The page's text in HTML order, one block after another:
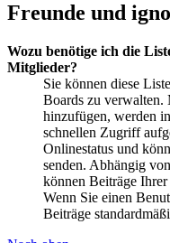
Freunde und
Wozu benötige ich die
Mitglieder?
Sie können diese
Boards zu verwalten.
hinzufügen, werden
schnellen Zugriff
Onlinestatus und
senden. Abhängig
können Beiträge
Wenn Sie einen
Beiträge